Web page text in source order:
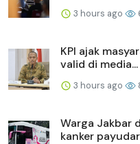
3 hours ago
KPI ajak
valid di media...
3 hours ago
Warga Jakbar
kanker